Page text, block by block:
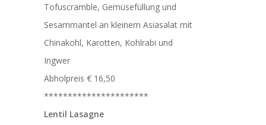
Tofuscramble, Gemüsefüllung und
Sesammantel an kleinem Asiasalat mit
Chinakohl, Karotten, Kohlrabi und
Ingwer
Abholpreis € 16,50
**********************
Lentil Lasagne